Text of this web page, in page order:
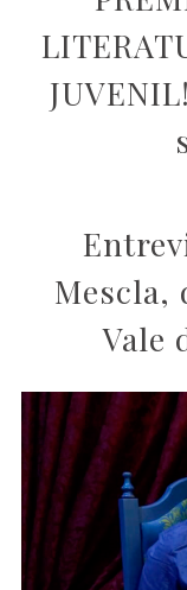
Mescla,
Vale